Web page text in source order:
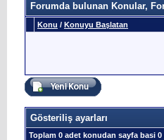
Forumda bulunan Konular,
Konu / Konuyu Başlatan
Gösteriliş ayarları
Toplam 0 adet konudan sayfa basi